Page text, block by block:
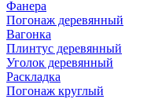
Фанера
Погонаж деревянный
Вагонка
Плинтус деревянный
Уголок деревянный
Раскладка
Погонаж круглый